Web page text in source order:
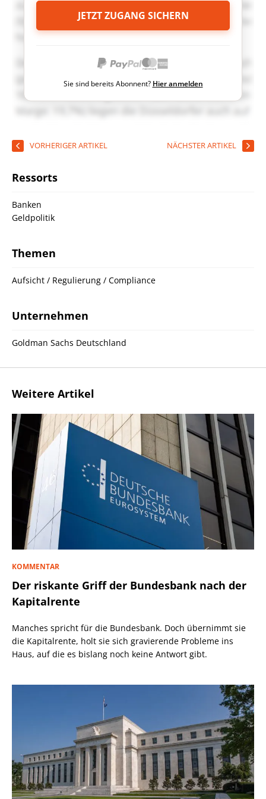
JETZT ZUGANG SICHERN
Sie sind bereits Abonnent? Hier anmelden
VORHERIGER ARTIKEL NÄCHSTER ARTIKEL
Ressorts
Banken
Geldpolitik
Themen
Aufsicht / Regulierung / Compliance
Unternehmen
Goldman Sachs Deutschland
Weitere Artikel
KOMMENTAR
Der riskante Griff der Bundesbank nach der
Kapitalrente
Manches spricht für die Bundesbank. Doch übernimmt sie
die Kapitalrente, holt sie sich gravierende Probleme ins
Haus, auf die es bislang noch keine Antwort gibt.